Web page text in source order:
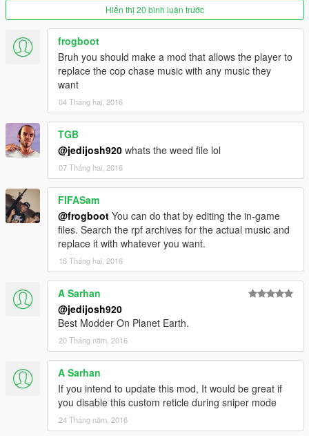
Hiển thị 20 bình luận trước
frogboot
Bruh you should make a mod that allows the player to
replace the cop chase music with any music they
want
04 Tháng hai, 2016
TGB
@jedijosh920 whats the weed file lol
07 Tháng hai, 2016
FIFASam
@frogboot You can do that by editing the in-game
files. Search the rpf archives for the actual music and
replace it with whatever you want.
16 Tháng hai, 2016
A Sarhan
@jedijosh920
Best Modder On Planet Earth.
20 Tháng năm, 2016
A Sarhan
If you intend to update this mod, It would be great if
you disable this custom reticle during sniper mode
24 Tháng năm, 2016